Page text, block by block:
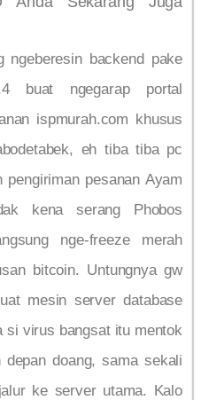
backend pake
buat ngegarap portal
ispmurah.com khusus
eh tiba tiba pc
pesanan Ayam
kena serang Phobos
nge-freeze merah
bitcoin. Untungnya gw
mesin server database
si virus bangsat itu mentok
doang, sama sekali
ke server utama. Kalo